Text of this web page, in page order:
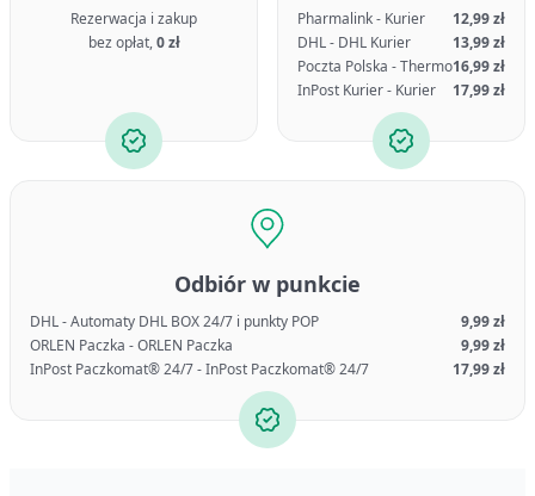
Rezerwacja i zakup
bez opłat,0 zł
Pharmalink - Kurier
12,99 zł
DHL - DHL Kurier
13,99 zł
Poczta Polska - Thermo16,99 zł
InPost Kurier - Kurier
17,99 zł
Odbiór w punkcie
DHL - Automaty DHL BOX 24/7 i punkty POP
9,99 zł
ORLEN Paczka - ORLEN Paczka
9,99 zł
InPost Paczkomat® 24/7 - InPost Paczkomat® 24/7
17,99 zł